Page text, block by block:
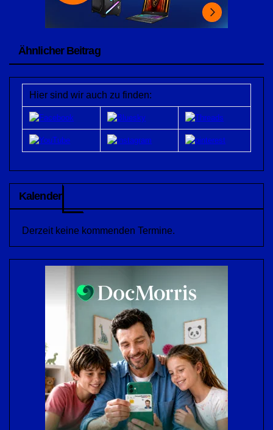
Ähnlicher Beitrag
Hier sind wir auch zu finden:
Kalender
Derzeit keine kommenden Termine.